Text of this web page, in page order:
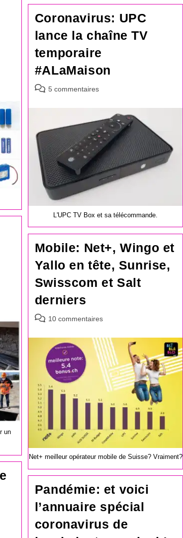
Coronavirus: UPC
lance la chaîne TV
temporaire
#ALaMaison
Commentaires
la
5 commentaires
L'UPC TV Box et sa télécommande.
un
Mobile: Net+, Wingo et
Yallo en tête, Sunrise,
Swisscom et Salt
derniers
Commentaires
la
publication :
10 commentaires
Net+ meilleur opérateur mobile de Suisse? Vraiment?
Pandémie: et voici
l’annuaire spécial
coronavirus de